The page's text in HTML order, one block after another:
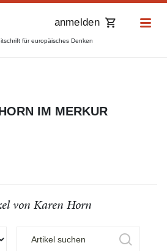
für europäisches Denken
anmelden
IM MERKUR
von Karen Horn